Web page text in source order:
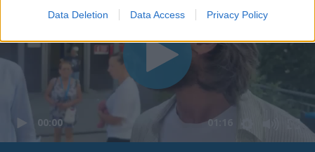
Data Deletion Data Access Privacy Policy
00:00 01:16